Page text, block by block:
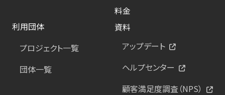
料金
利用団体
プロジェクト一覧
団体一覧
資料
アップデート
ヘルプセンター
顧客満足度調査（NPS）